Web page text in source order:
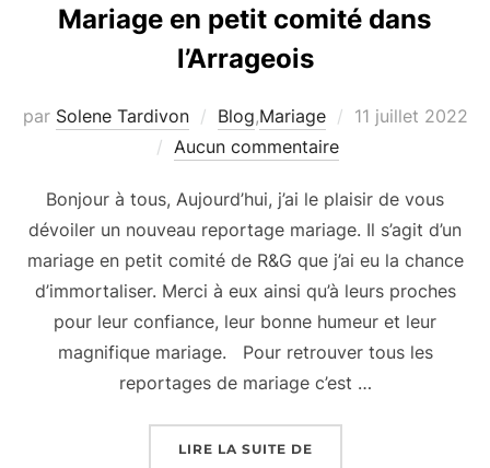
Mariage en petit comité dans
l’Arrageois
par Solene Tardivon Blog,Mariage
Publié
11 juillet 2022
Aucun commentaire
Bonjour à tous, Aujourd’hui, j’ai le plaisir de vous
dévoiler un nouveau reportage mariage. Il s’agit d’un
mariage en petit comité de R&G que j’ai eu la chance
d’immortaliser. Merci à eux ainsi qu’à leurs proches
pour leur confiance, leur bonne humeur et leur
magnifique mariage. Pour retrouver tous les
reportages de mariage c’est …
LIRE LA SUITE DE« MARIAGE EN PETIT